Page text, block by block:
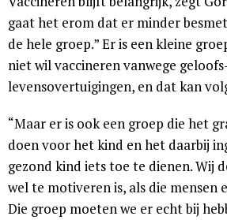
gaat het erom dat er minder
de hele groep.” Er is een kleine
niet wil vaccineren vanwege
levensovertuigingen, en dat kan
“Maar er is ook een groep die het
doen voor het kind en het daarbij
gezond kind iets toe te dienen. Wij
wel te motiveren is, als die mensen
Die groep moeten we er echt bij